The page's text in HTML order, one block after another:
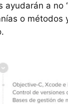
ayudarán a no
o métodos